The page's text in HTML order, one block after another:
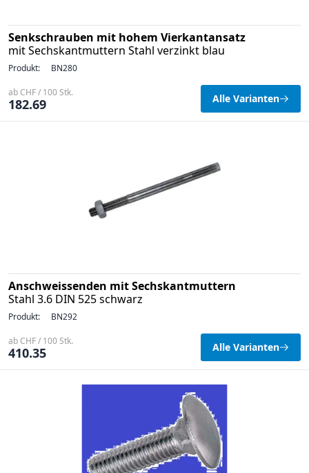
Senkschrauben mit hohem Vierkantansatz
mit Sechskantmuttern Stahl verzinkt blau
Produkt: BN280
ab CHF / 100 Stk.
182.69 Alle Varianten
Anschweissenden mit Sechskantmuttern
Stahl 3.6 DIN 525 schwarz
Produkt: BN292
ab CHF / 100 Stk.
410.35 Alle Varianten